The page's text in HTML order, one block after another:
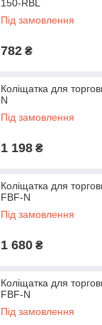
150-RBL
Під замовлення
782 ₴
Коліщатка для
N
Під замовлення
1 198 ₴
Коліщатка для
FBF-N
Під замовлення
1 680 ₴
Коліщатка для
FBF-N
Під замовлення